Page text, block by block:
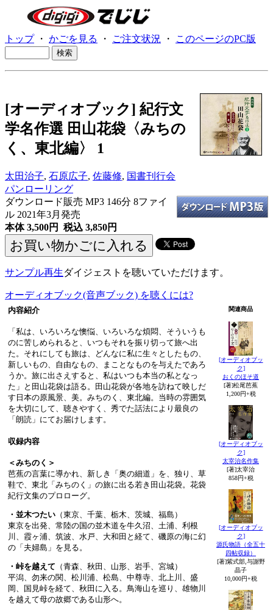
トップ・ かごを見る ・ ご注文状況 ・ このページのPC版
[オーディオブック] 紀行文
学名作選 田山花袋〈みちの
く、東北編〉 1
太田治子, 石原広子, 佐藤修, 国書刊行会
パンローリング
ダウンロード販売 MP3 146分 8ファイ
ル 2021年3月発売
本体 3,500円 税込 3,850円
サンプル再生ダイジェストを聴いていただけます。
オーディオブック(音声ブック) を聴くには?
内容紹介
「私は、いろいろな懊悩、いろいろな煩悶、そういうも
のに苦しめられると、いつもそれを振り切って旅へ出
た。それにしても旅は、どんなに私に生々としたもの、
新しいもの、自由なもの、まことなものを与えたであろ
うか。旅に出さえすると、私はいつも本当の私となっ
た」と田山花袋は語る。田山花袋が各地を訪ねて映しだ
す日本の原風景、美。みちのく、東北編。当時の雰囲気
を大切にして、聴きやすく、秀でた話法により最良の
「朗読」にてお届けします。
収録内容
＜みちのく＞
芭蕉の言葉に導かれ、新しき「奥の細道」を、独り、草
鞋で、東北「みちのく」の旅に出る若き田山花袋。花袋
紀行文集のプロローグ。
・並木つたい （東京、千葉、栃木、茨城、福島）
東京を出発、常陸の国の並木道を牛久沼、土浦、利根
川、霞ヶ浦、筑波、水戸、大和田と経て、磯原の海に幻
の「夫婦島」を見る。
・峠を越えて （青森、秋田、山形、岩手、宮城）
平潟、勿来の関、松川浦、松島、中尊寺、北上川、盛
岡、国見峠を経て、秋田に入る。鳥海山を巡り、雄物川
を越えて母の故郷である山形へ。
関連商品
[オーディオブッ
ク]
おくのほそ道
[著]松尾芭蕉
1,200円+税
[オーディオブッ
ク]
太宰治名作集
[著]太宰治
858円+税
[オーディオブッ
ク]
源氏物語（全五十
四帖収録）
[著]紫式部,与謝野
晶子
10,000円+税